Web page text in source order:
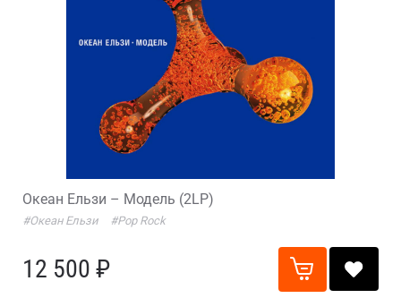
Океан Ельзи – Модель (2LP)
#Океан Ельзи #Pop Rock
12 500 ₽